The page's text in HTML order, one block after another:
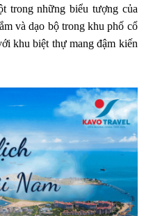
trong những biểu tượng của
và dạo bộ trong khu phố cổ
khu biệt thự mang đậm kiến